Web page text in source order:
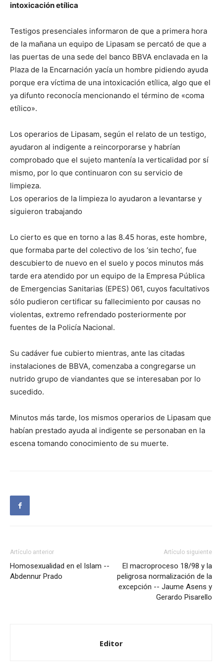
intoxicación etílica
Testigos presenciales informaron de que a primera hora
de la mañana un equipo de Lipasam se percató de que a
las puertas de una sede del banco BBVA enclavada en la
Plaza de la Encarnación yacía un hombre pidiendo ayuda
porque era víctima de una intoxicación etílica, algo que el
ya difunto reconocía mencionando el término de «coma
etílico».
Los operarios de Lipasam, según el relato de un testigo,
ayudaron al indigente a reincorporarse y habrían
comprobado que el sujeto mantenía la verticalidad por sí
mismo, por lo que continuaron con su servicio de
limpieza.
Los operarios de la limpieza lo ayudaron a levantarse y
siguieron trabajando
Lo cierto es que en torno a las 8.45 horas, este hombre,
que formaba parte del colectivo de los ‘sin techo’, fue
descubierto de nuevo en el suelo y pocos minutos más
tarde era atendido por un equipo de la Empresa Pública
de Emergencias Sanitarias (EPES) 061, cuyos facultativos
sólo pudieron certificar su fallecimiento por causas no
violentas, extremo refrendado posteriormente por
fuentes de la Policía Nacional.
Su cadáver fue cubierto mientras, ante las citadas
instalaciones de BBVA, comenzaba a congregarse un
nutrido grupo de viandantes que se interesaban por lo
sucedido.
Minutos más tarde, los mismos operarios de Lipasam que
habían prestado ayuda al indigente se personaban en la
escena tomando conocimiento de su muerte.
Artículo anterior
Homosexualidad en el Islam --
Abdennur Prado
Artículo siguiente
El macroproceso 18/98 y la
peligrosa normalización de la
excepción -- Jaume Asens y
Gerardo Pisarello
Editor